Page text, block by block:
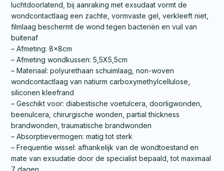
luchtdoorlatend, bij aanraking met exsudaat vormt de
wondcontactlaag een zachte, vormvaste gel, verkleeft niet,
filmlaag beschermt de wond tegen bacteriën en vuil van
buitenaf
– Afmeting: 8x8cm
– Afmeting wondkussen: 5,5X5,5cm
– Materiaal: polyurethaan schuimlaag, non-woven
wondcontactlaag van natiurm carboxymethylcellulose,
siliconen kleefrand
– Geschikt voor: diabestische voetulcera, doorligwonden,
beenulcera, chirurgische wonden, partial thickness
brandwonden, traumatische brandwonden
– Absorptievermogen: matig tot sterk
– Frequentie wissel: afhankelijk van de wondtoestand en
mate van exsudatie door de specialist bepaald, tot maximaal
7 dagen